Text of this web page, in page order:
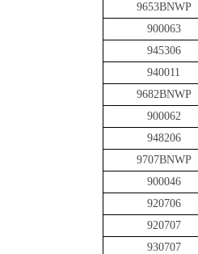
9653BNWP
900063
945306
940011
9682BNWP
900062
948206
9707BNWP
900046
920706
920707
930707